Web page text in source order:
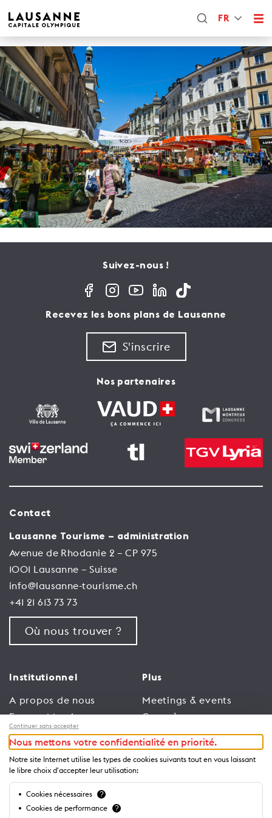
FR
Suivez-nous !
Recevez les bons plans de Lausanne
S'inscrire
Nos partenaires
Contact
Lausanne Tourisme – administration
Avenue de Rhodanie 2 – CP 975
1001 Lausanne – Suisse
info@lausanne-tourisme.ch
+41 21 613 73 73
Où nous trouver ?
Institutionnel
A propos de nous
Espace Membres
Emploi
Conditions générales
d’utilisation
Politique de
confidentialité
Plus
Meetings & events
Congrès
Trade
Espace Médias
Annonceurs
Brochures et guides
Continuer sans accepter
Nous mettons votre confidentialité en priorité.
Notre site Internet utilise les types de cookies suivants tout en vous laissant
le libre choix d'accepter leur utilisation:
Cookies nécessaires ?
Cookies de performance ?